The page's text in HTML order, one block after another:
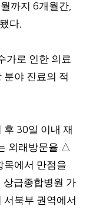
월까지6개월간,
다.
가로 인한 의료
분야 진료의 적
후30일 이내 재
외래방문율 △
목에서 만점을
상급종합병원 가
서북부 권역에서